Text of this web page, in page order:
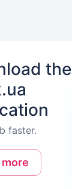
the
faster.
more